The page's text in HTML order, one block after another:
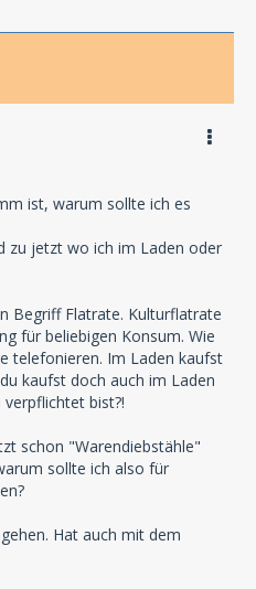
ist, warum sollte ich es
zu jetzt wo ich im Laden oder
Begriff Flatrate. Kulturflatrate
für beliebigen Konsum. Wie
telefonieren. Im Laden kaufst
kaufst doch auch im Laden
bist?!
schon "Warendiebstähle"
sollte ich also für
Hat auch mit dem